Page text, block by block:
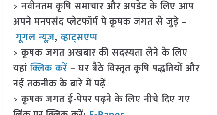
> नवीनतम कृषि समाचार और अपडेट के लिए आप
अपने मनपसंद प्लेटफॉर्म पे कृषक जगत से जुड़े –
गूगल न्यूज़,व्हाट्सएप्प
> कृषक जगत अखबार की सदस्यता लेने के लिए
यहांक्लिक करें– घर बैठे विस्तृत कृषि पद्धतियों और
नई तकनीक के बारे में पढ़ें
> कृषक जगत ई-पेपर पढ़ने के लिए नीचे दिए गए